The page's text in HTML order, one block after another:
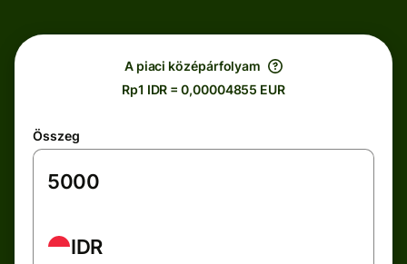
A piaci középárfolyam
Rp1 IDR = 0,00004855 EUR
Összeg
IDR